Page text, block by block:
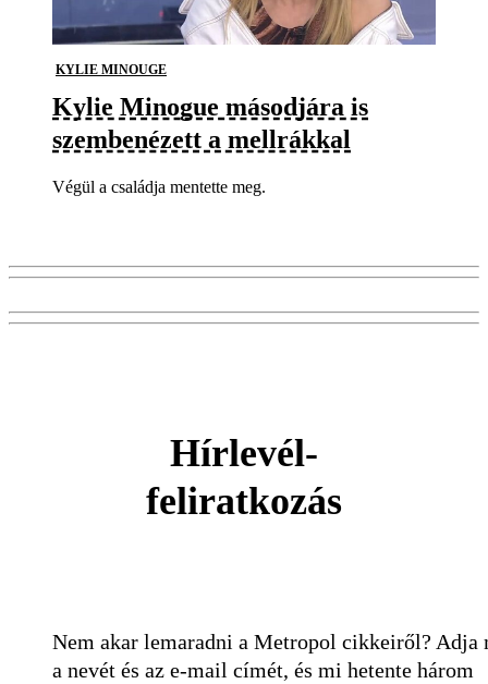
KYLIE MINOUGE
Kylie Minogue másodjára is
szembenézett a mellrákkal
Végül a családja mentette meg.
Hírlevél-
feliratkozás
Nem akar lemaradni a Metropol cikkeiről? Adja
a nevét és az e-mail címét, és mi hetente három